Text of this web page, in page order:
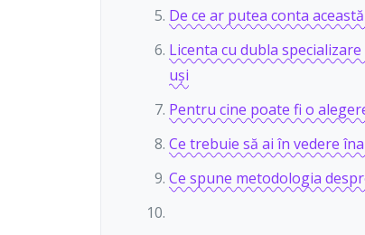
De ce ar putea conta
Licenta cu dubla
uși
Pentru cine poate fi o
Ce trebuie să ai în vedere
Ce spune metodologia